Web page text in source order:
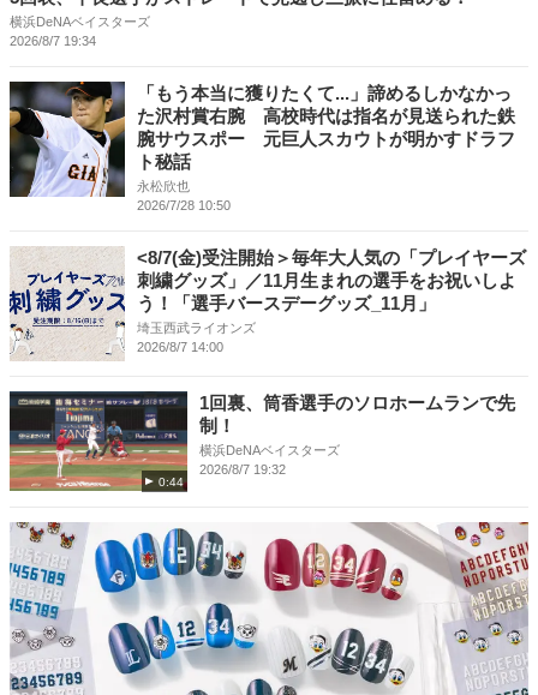
横浜DeNAベイスターズ
2026/8/7 19:34
「もう本当に獲りたくて...」諦めるしかなかっ
た沢村賞右腕 高校時代は指名が見送られた鉄
腕サウスポー 元巨人スカウトが明かすドラフ
ト秘話
永松欣也
2026/7/28 10:50
<8/7(金)受注開始＞毎年大人気の「プレイヤーズ
刺繍グッズ」／11月生まれの選手をお祝いしよ
う！「選手バースデーグッズ_11月」
埼玉西武ライオンズ
2026/8/7 14:00
0:44
1回裏、筒香選手のソロホームランで先
制！
横浜DeNAベイスターズ
2026/8/7 19:32